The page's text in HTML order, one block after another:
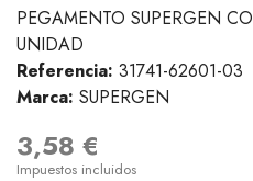
PEGAMENTO SUPERGEN
UNIDAD
Referencia: 31741-62601-03
Marca: SUPERGEN
3,58 €
Impuestos incluidos